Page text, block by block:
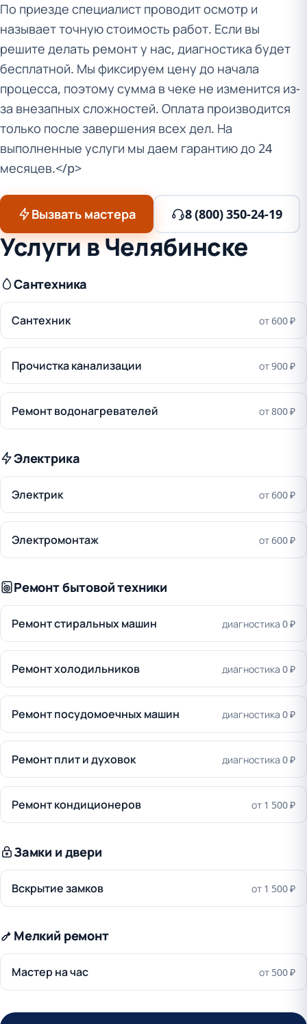
По приезде специалист проводит осмотр и
называет точную стоимость работ. Если вы
решите делать ремонт у нас, диагностика будет
бесплатной. Мы фиксируем цену до начала
процесса, поэтому сумма в чеке не изменится из-
за внезапных сложностей. Оплата производится
только после завершения всех дел. На
выполненные услуги мы даем гарантию до 24
месяцев.</p>
Вызвать мастера 8 (800) 350-24-19
Услуги в Челябинске
Сантехника
Сантехник от 600 ₽
Прочистка канализации от 900 ₽
Ремонт водонагревателей от 800 ₽
Электрика
Электрик от 600 ₽
Электромонтаж от 600 ₽
Ремонт бытовой техники
Ремонт стиральных машин диагностика 0 ₽
Ремонт холодильников диагностика 0 ₽
Ремонт посудомоечных машин диагностика 0 ₽
Ремонт плит и духовок диагностика 0 ₽
Ремонт кондиционеров от 1 500 ₽
Замки и двери
Вскрытие замков от 1 500 ₽
Мелкий ремонт
Мастер на час от 500 ₽